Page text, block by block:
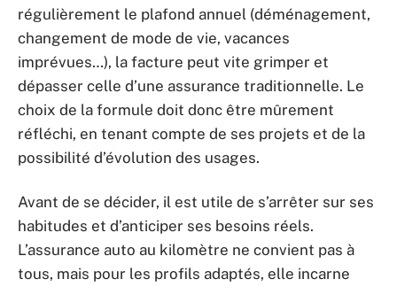
régulièrement le plafond annuel (déménagement,
changement de mode de vie, vacances
imprévues…), la facture peut vite grimper et
dépasser celle d’une assurance traditionnelle. Le
choix de la formule doit donc être mûrement
réfléchi, en tenant compte de ses projets et de la
possibilité d’évolution des usages.
Avant de se décider, il est utile de s’arrêter sur ses
habitudes et d’anticiper ses besoins réels.
L’assurance auto au kilomètre ne convient pas à
tous, mais pour les profils adaptés, elle incarne